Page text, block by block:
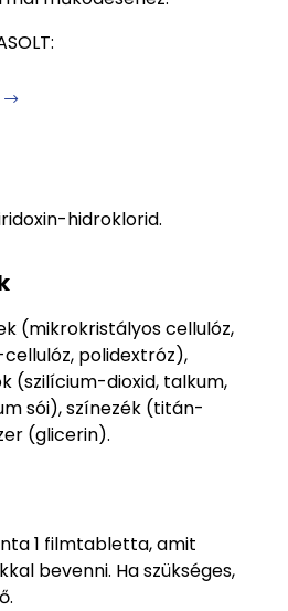
hidroklorid.
(mikrokristályos cellulóz,
polidextróz),
(szilícium-dioxid, talkum,
sói), színezék (titán-
(glicerin).
1 filmtabletta, amit
bevenni. Ha szükséges,